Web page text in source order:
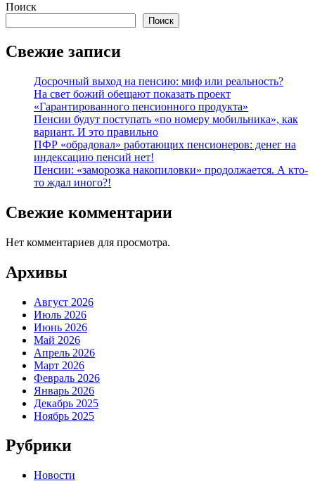
Поиск
Поиск
Свежие записи
Досрочный выход на пенсию: миф или реальность?
На свет божий обещают показать проект
«Гарантированного пенсионного продукта»
Пенсии будут поступать «по номеру мобильника», как
вариант. И это правильно
ПФР «обрадовал» работающих пенсионеров: денег на
индексацию пенсий нет!
Пенсии: «заморозка накопиловки» продолжается. А кто-
то ждал иного?!
Свежие комментарии
Нет комментариев для просмотра.
Архивы
Август 2026
Июль 2026
Июнь 2026
Май 2026
Апрель 2026
Март 2026
Февраль 2026
Январь 2026
Декабрь 2025
Ноябрь 2025
Рубрики
Новости